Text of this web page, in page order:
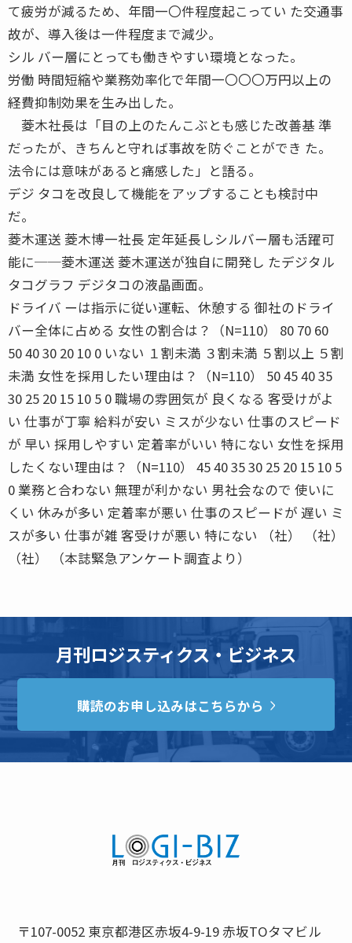
て疲労が減るため、年間一〇件程度起こってい た交通事
故が、導入後は一件程度まで減少。
シル バー層にとっても働きやすい環境となった。
労働 時間短縮や業務効率化で年間一〇〇〇万円以上の
経費抑制効果を生み出した。
菱木社長は「目の上のたんこぶとも感じた改善基 準
だったが、きちんと守れば事故を防ぐことができ た。
法令には意味があると痛感した」と語る。
デジ タコを改良して機能をアップすることも検討中
だ。
菱木運送 菱木博一社長 定年延長しシルバー層も活躍可
能に──菱木運送 菱木運送が独自に開発し たデジタル
タコグラフ デジタコの液晶画面。
ドライバ ーは指示に従い運転、休憩する 御社のドライ
バー全体に占める 女性の割合は？（N=110） 80 70 60
50 40 30 20 10 0 いない １割未満 ３割未満 ５割以上 ５割
未満 女性を採用したい理由は？（N=110） 50 45 40 35
30 25 20 15 10 5 0 職場の雰囲気が 良くなる 客受けがよ
い 仕事が丁寧 給料が安い ミスが少ない 仕事のスピード
が 早い 採用しやすい 定着率がいい 特にない 女性を採用
したくない理由は？（N=110） 45 40 35 30 25 20 15 10 5
0 業務と合わない 無理が利かない 男社会なので 使いに
くい 休みが多い 定着率が悪い 仕事のスピードが 遅い ミ
スが多い 仕事が雑 客受けが悪い 特にない （社） （社）
（社） （本誌緊急アンケート調査より）
月刊ロジスティクス・ビジネス
購読のお申し込みはこちらから
〒107-0052 東京都港区赤坂4-9-19 赤坂TOタマビル